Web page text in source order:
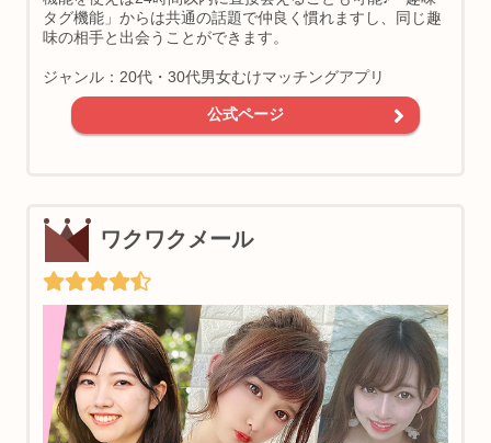
タグ機能」からは共通の話題で仲良く慣れますし、同じ趣
味の相手と出会うことができます。
ジャンル：20代・30代男女むけマッチングアプリ
公式ページ
ワクワクメール